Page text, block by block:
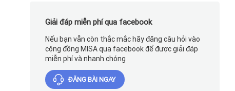
Giải đáp miễn phí qua facebook
Nếu bạn vẫn còn thắc mắc hãy đăng câu hỏi vào
cộng đồng MISA qua facebook để được giải đáp
miễn phí và nhanh chóng
ĐĂNG BÀI NGAY